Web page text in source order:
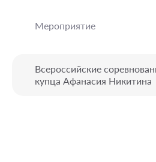
Мероприятие
Всероссийские
купца Афанасия Никитина